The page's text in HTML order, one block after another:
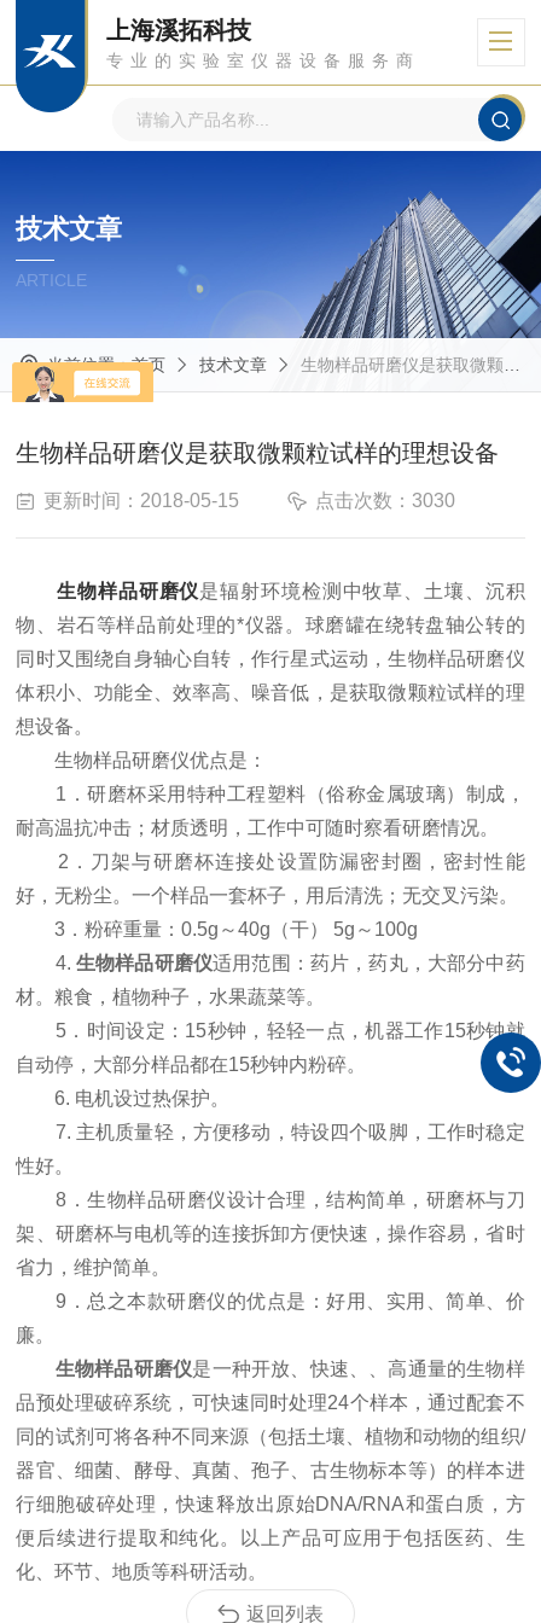
上海溪拓科技
专业的实验室仪器设备服务商
技术文章
ARTICLE
当前位置：首页 技术文章 生物样品研磨仪是获取微颗粒试样的理想设备
生物样品研磨仪是获取微颗粒试样的理想设备
更新时间：2018-05-15 点击次数：3030
生物样品研磨仪是辐射环境检测中牧草、土壤、沉积
物、岩石等样品前处理的*仪器。球磨罐在绕转盘轴公转的
同时又围绕自身轴心自转，作行星式运动，生物样品研磨仪
体积小、功能全、效率高、噪音低，是获取微颗粒试样的理
想设备。
生物样品研磨仪优点是：
1．研磨杯采用特种工程塑料（俗称金属玻璃）制成，
耐高温抗冲击；材质透明，工作中可随时察看研磨情况。
2．刀架与研磨杯连接处设置防漏密封圈，密封性能
好，无粉尘。一个样品一套杯子，用后清洗；无交叉污染。
3．粉碎重量：0.5g～40g（干） 5g～100g
4. 生物样品研磨仪适用范围：药片，药丸，大部分中药
材。粮食，植物种子，水果蔬菜等。
5．时间设定：15秒钟，轻轻一点，机器工作15秒钟就
自动停，大部分样品都在15秒钟内粉碎。
6. 电机设过热保护。
7. 主机质量轻，方便移动，特设四个吸脚，工作时稳定
性好。
8．生物样品研磨仪设计合理，结构简单，研磨杯与刀
架、研磨杯与电机等的连接拆卸方便快速，操作容易，省时
省力，维护简单。
9．总之本款研磨仪的优点是：好用、实用、简单、价
廉。
生物样品研磨仪是一种开放、快速、、高通量的生物样
品预处理破碎系统，可快速同时处理24个样本，通过配套不
同的试剂可将各种不同来源（包括土壤、植物和动物的组织/
器官、细菌、酵母、真菌、孢子、古生物标本等）的样本进
行细胞破碎处理，快速释放出原始DNA/RNA和蛋白质，方
便后续进行提取和纯化。以上产品可应用于包括医药、生
化、环节、地质等科研活动。
返回列表